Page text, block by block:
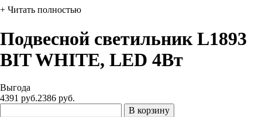
+ Читать полностью
Подвесной светильник L1893
BIT WHITE, LED 4Вт
Выгода
4391 руб.2386 руб.
В корзину